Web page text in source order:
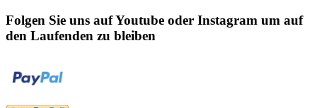
Folgen Sie uns auf Youtube oder Instagram um auf
den Laufenden zu bleiben